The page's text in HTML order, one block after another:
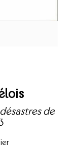
de